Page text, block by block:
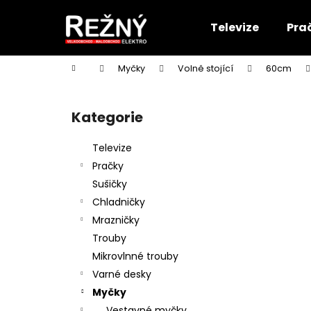
Televize
Domů Myčky Volně stojící 60cm
Přeskočit
kategorie
Kategorie
Televize
Pračky
Sušičky
Chladničky
Mrazničky
Trouby
Mikrovlnné trouby
Varné desky
Myčky
í
Zpět
do
Zpět
do